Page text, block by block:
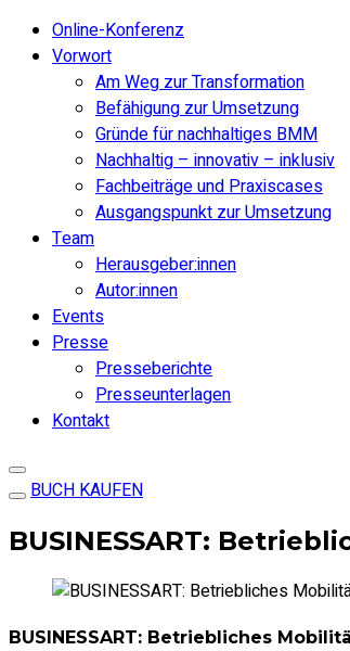
Online-Konferenz
Vorwort
Am Weg zur Transformation
Befähigung zur Umsetzung
Gründe für nachhaltiges BMM
Nachhaltig – innovativ – inklusiv
Fachbeiträge und Praxiscases
Ausgangspunkt zur Umsetzung
Team
Herausgeber:innen
Autor:innen
Events
Presse
Presseberichte
Presseunterlagen
Kontakt
BUCH KAUFEN
BUSINESSART:
BUSINESSART: Betriebliches